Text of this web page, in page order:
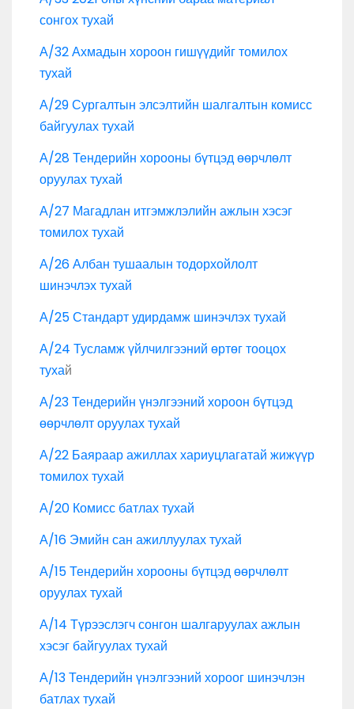
сонгох тухай
А/32 Ахмадын хороон гишүүдийг томилох
тухай
А/29 Сургалтын элсэлтийн шалгалтын комисс
байгуулах тухай
А/28 Тендерийн хорооны бүтцэд өөрчлөлт
оруулах тухай
А/27 Магадлан итгэмжлэлийн ажлын хэсэг
томилох тухай
А/26 Албан тушаалын тодорхойлолт
шинэчлэх тухай
А/25 Стандарт удирдамж шинэчлэх тухай
А/24 Тусламж үйлчилгээний өртөг тооцох
тухай
А/23 Тендерийн үнэлгээний хороон бүтцэд
өөрчлөлт оруулах тухай
А/22 Баяраар ажиллах хариуцлагатай жижүүр
томилох тухай
А/20 Комисс батлах тухай
А/16 Эмийн сан ажиллуулах тухай
А/15 Тендерийн хорооны бүтцэд өөрчлөлт
оруулах тухай
А/14 Түрээслэгч сонгон шалгаруулах ажлын
хэсэг байгуулах тухай
А/13 Тендерийн үнэлгээний хороог шинэчлэн
батлах тухай